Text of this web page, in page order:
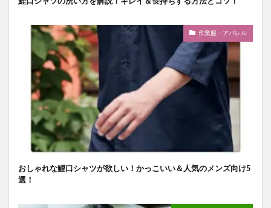
作業服・アパレル
おしゃれな鯉口シャツが欲しい！かっこいい＆人気のメンズ向け5
選！